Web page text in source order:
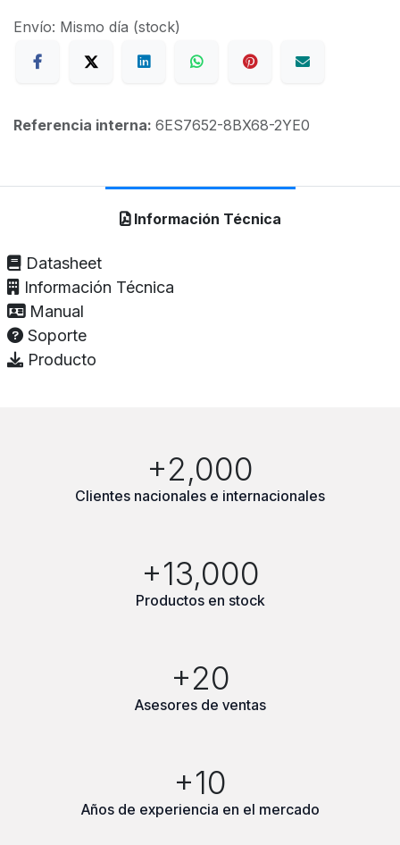
Envío: Mismo día (stock)
Referencia interna: 6ES7652-8BX68-2YE0
Información Técnica
Datasheet
Información Técnica
Manual
Soporte
Producto
+2,000
Clientes nacionales e internacionales
+13,000
Productos en stock
+20
Asesores de ventas
+10
Años de experiencia en el mercado